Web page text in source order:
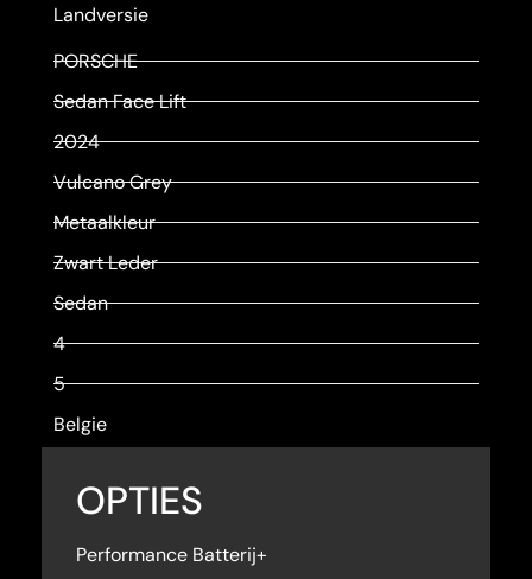
Landversie
PORSCHE
Sedan Face Lift
2024
Vulcano Grey
Metaalkleur
Zwart Leder
Sedan
4
5
Belgie
OPTIES
Performance Batterij+